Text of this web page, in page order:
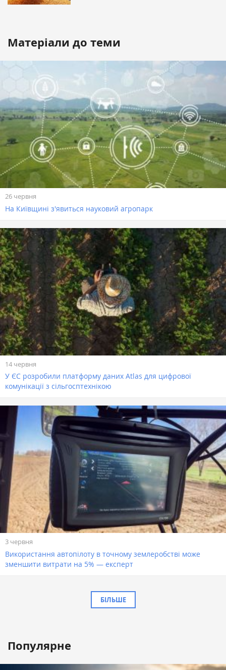
Матеріали до теми
26 червня
На Київщині з'явиться науковий агропарк
14 червня
У ЄС розробили платформу даних Atlas для цифрової
комунікації з сільгосптехнікою
3 червня
Використання автопілоту в точному землеробстві може
зменшити витрати на 5% — експерт
БІЛЬШЕ
Популярне